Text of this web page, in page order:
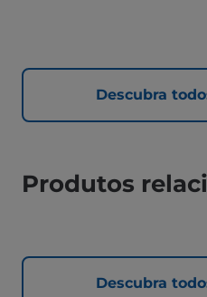
Descubra
Produtos
Descubra